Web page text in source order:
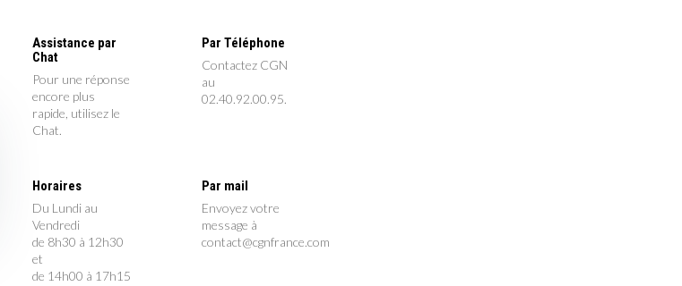
Assistance par
Chat
Pour une réponse
encore plus
rapide, utilisez le
Chat.
Par Téléphone
Contactez CGN
au
02.40.92.00.95.
Horaires
Du Lundi au
Vendredi
de 8h30 à 12h30
et
de 14h00 à 17h15
Par mail
Envoyez votre
message à
contact@cgnfrance.com